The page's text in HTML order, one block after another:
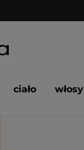
ciało włosy